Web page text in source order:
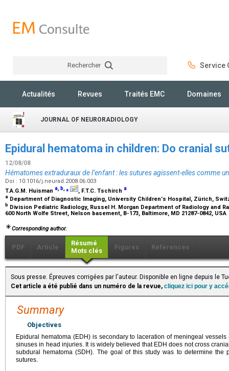
Rechercher Service
Actualités Revues Traités EMC Domaines
JOURNAL OF NEURORADIOLOGY
Epidural hematoma in children: Do cranial
12/08/08
Hématomes extraduraux de l’enfant : les sutures agissent-elles comme
Doi : 10.1016/j.neurad.2008.06.003
T.A.G.M. Huisman a, b,⁎ , F.T.C. Tschirch a
a Department of Diagnostic Imaging, University Childrenʼs Hospital, Zürich,
b Division Pediatric Radiology, Russel H. Morgan Department of Radiology and
600 North Wolfe Street, Nelson basement, B-173, Baltimore, MD 21287-0842, USA
Corresponding author.
PDF Article
Résumé
Mots clés
Figures Références
Sous presse. Épreuves corrigées par l'auteur. Disponible en ligne depuis le
Cet article a été publié dans un numéro de la revue, cliquez ici pour y
Summary
Objectives
Epidural hematoma (EDH) is secondary to laceration of meningeal
sinuses in head injuries. It is widely believed that EDH does not cross
subdural hematoma (SDH). The goal of this study was to determine the
sutures.